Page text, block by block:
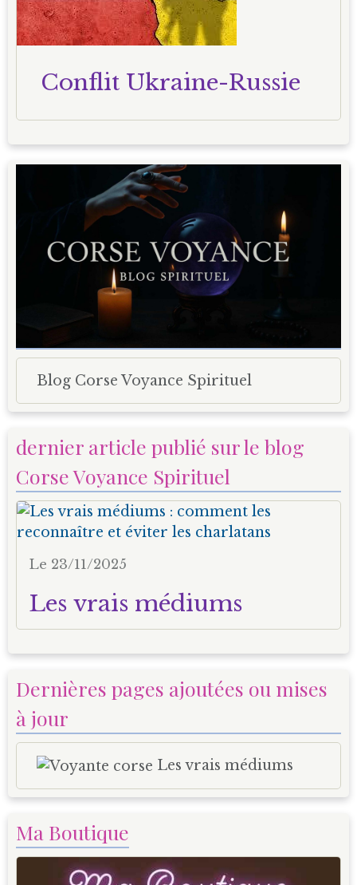
Conflit Ukraine-Russie
Blog Corse Voyance Spirituel
dernier article publié sur le blog
Corse Voyance Spirituel
Le 23/11/2025
Les vrais médiums
Dernières pages ajoutées ou mises
à jour
Les vrais médiums
Ma Boutique